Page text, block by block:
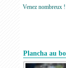
Venez nombreux
Plancha au